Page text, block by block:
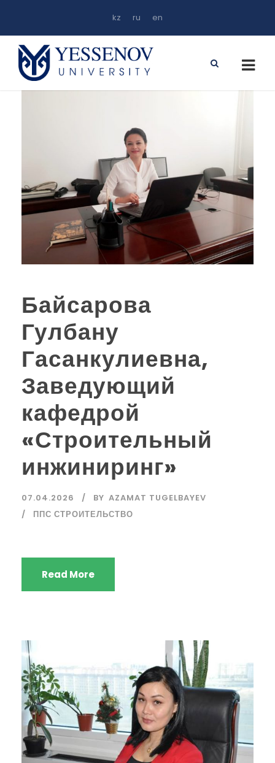
kz ru en
Байсарова
Гулбану
Гасанкулиевна,
Заведующий
кафедрой
«Строительный
инжиниринг»
07.04.2026 BY AZAMAT TUGELBAYEV
ППС СТРОИТЕЛЬСТВО
Read More